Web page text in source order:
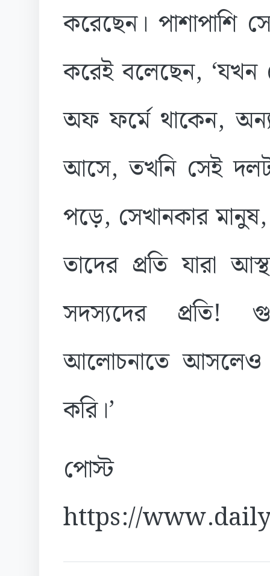
করেছেন। পাশাপাশি
করেই বলেছেন,
অফ ফর্মে থাকেন,
আসে, তখনি সেই
পড়ে, সেখানকার
তাদের প্রতি যারা
সদস্যদের প্রতি!
আলোচনাতে আসলেও
করি।’
https://